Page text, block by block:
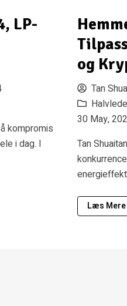
LP-
kompromis
i dag. I
og
Tan
30 May,
Tan
Læs Mere